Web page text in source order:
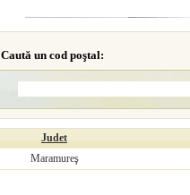
Caută un cod poştal:
Judet
Maramureş